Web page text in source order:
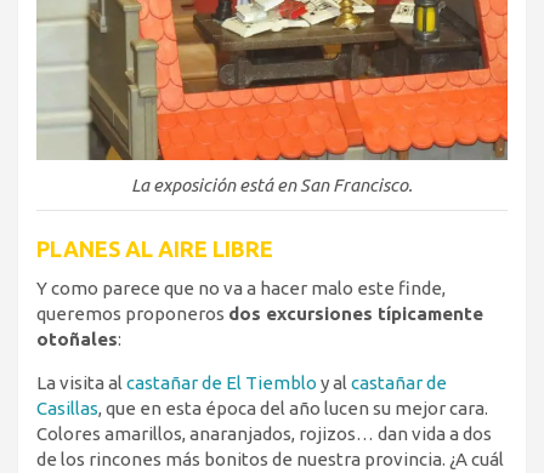
La exposición está en San Francisco.
PLANES AL AIRE LIBRE
Y como parece que no va a hacer malo este finde,
queremos proponeros dos excursiones típicamente
otoñales:
La visita al castañar de El Tiemblo y al castañar de
Casillas, que en esta época del año lucen su mejor cara.
Colores amarillos, anaranjados, rojizos… dan vida a dos
de los rincones más bonitos de nuestra provincia. ¿A cuál